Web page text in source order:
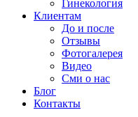
Гинекология
Клиентам
До и после
Отзывы
Фотогалерея
Видео
Сми о нас
Блог
Контакты